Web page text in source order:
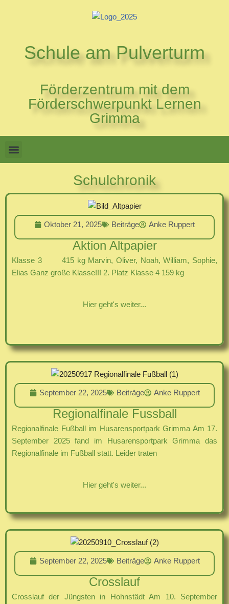
springenSchule am Pulverturm
Förderzentrum mit dem
Förderschwerpunkt Lernen
Grimma
Schulchronik
Oktober 21, 2025 Beiträge Anke Ruppert
Aktion Altpapier
Klasse 3 415 kg Marvin, Oliver, Noah, William, Sophie,
Elias Ganz große Klasse!!! 2. Platz Klasse 4 159 kg
Hier geht's weiter...
September 22, 2025 Beiträge Anke Ruppert
Regionalfinale Fussball
Regionalfinale Fußball im Husarensportpark Grimma Am 17.
September 2025 fand im Husarensportpark Grimma das
Regionalfinale im Fußball statt. Leider traten
Hier geht's weiter...
September 22, 2025 Beiträge Anke Ruppert
Crosslauf
Crosslauf der Jüngsten in Hohnstädt Am 10. September